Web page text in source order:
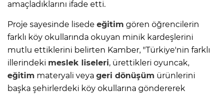
amaçladıklarını ifade etti.
Proje sayesinde lisede eğitim gören öğrencilerin
farklı köy okullarında okuyan minik kardeşlerini
mutlu ettiklerini belirten Kamber, "Türkiye'nin farklı
illerindeki meslek liseleri, ürettikleri oyuncak,
eğitim materyali veya geri dönüşüm ürünlerini
başka şehirlerdeki köy okullarına göndererek